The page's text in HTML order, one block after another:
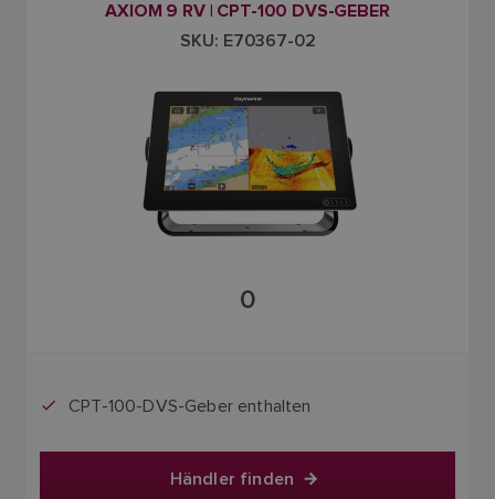
AXIOM 9 RV | CPT-100 DVS-GEBER
SKU: E70367-02
0
CPT-100-DVS-Geber enthalten
Händler finden